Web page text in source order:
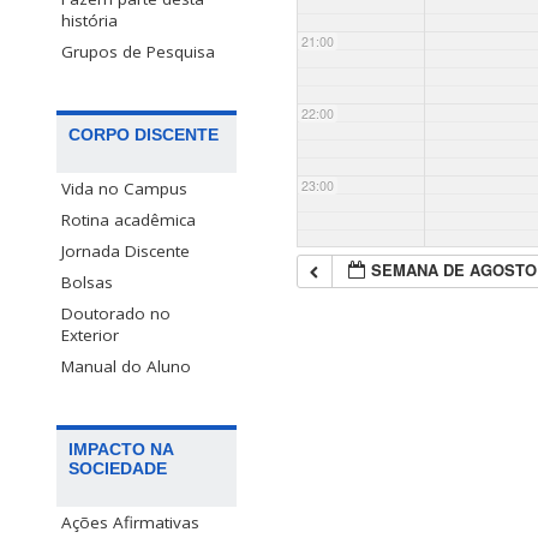
história
Grupos de Pesquisa
CORPO DISCENTE
Vida no Campus
Rotina acadêmica
Jornada Discente
Bolsas
Doutorado no
Exterior
Manual do Aluno
IMPACTO NA
SOCIEDADE
Ações Afirmativas
21:00
22:00
23:00
SEMANA DE